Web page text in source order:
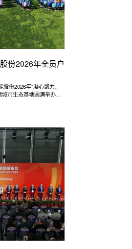
份2026年全员户
份2026年“凝心聚力、
市生态基地圆满举办。
团队力量，在欢聚中彰显